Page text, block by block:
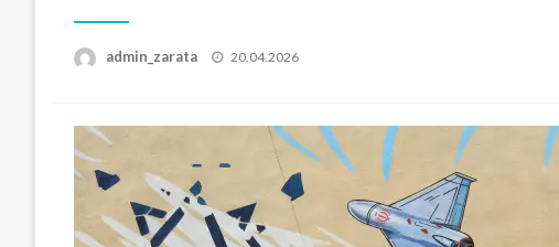
admin_zarata
Posted
20.04.2026